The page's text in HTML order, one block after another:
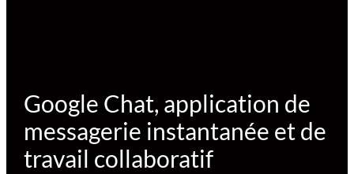
Google Chat, application de
messagerie instantanée et de
travail collaboratif